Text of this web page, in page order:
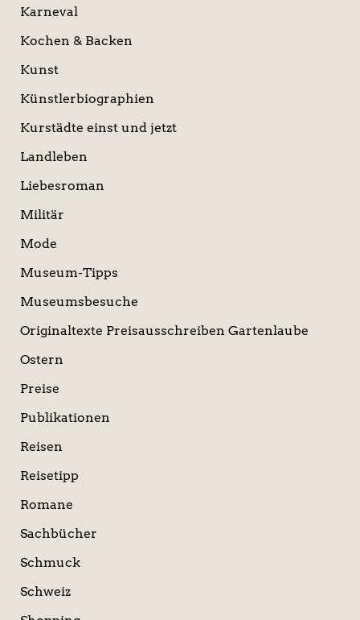
Karneval
Kochen & Backen
Kunst
Künstlerbiographien
Kurstädte einst und jetzt
Landleben
Liebesroman
Militär
Mode
Museum-Tipps
Museumsbesuche
Originaltexte Preisausschreiben Gartenlaube
Ostern
Preise
Publikationen
Reisen
Reisetipp
Romane
Sachbücher
Schmuck
Schweiz